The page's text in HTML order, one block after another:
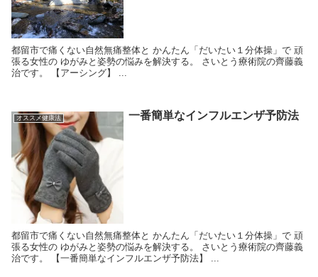
都留市で痛くない自然無痛整体と かんたん「だいたい１分体操」で 頑
張る女性の ゆがみと姿勢の悩みを解決する。 さいとう療術院の齊藤義
治です。 【アーシング】 ...
オススメ健康法 一番簡単なインフルエンザ予防法
都留市で痛くない自然無痛整体と かんたん「だいたい１分体操」で 頑
張る女性の ゆがみと姿勢の悩みを解決する。 さいとう療術院の齊藤義
治です。 【一番簡単なインフルエンザ予防法】 ...